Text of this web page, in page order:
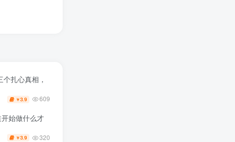
个扎心真相，
￥3.9 609
始做什么才
￥3.9 320